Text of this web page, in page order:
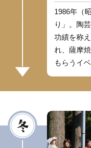
1986年（
り」。陶
功績を称
れ、薩摩
もらうイ